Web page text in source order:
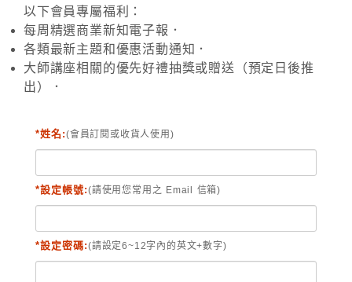
以下會員專屬福利：
每周精選商業新知電子報．
各類最新主題和優惠活動通知．
大師講座相關的優先好禮抽獎或贈送（預定日後推
出）．
*姓名:(會員訂閱或收貨人使用)
*設定帳號:(請使用您常用之 Email 信箱)
*設定密碼:(請設定6~12字內的英文+數字)